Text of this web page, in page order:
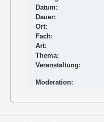
Datum:
Dauer:
Ort:
Fach:
Art:
Thema:
Veranstaltung:
Moderation: